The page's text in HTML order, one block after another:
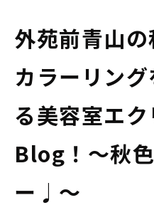
外苑前青山
カラーリン
る美容室エ
Blog！〜秋
ー♩〜